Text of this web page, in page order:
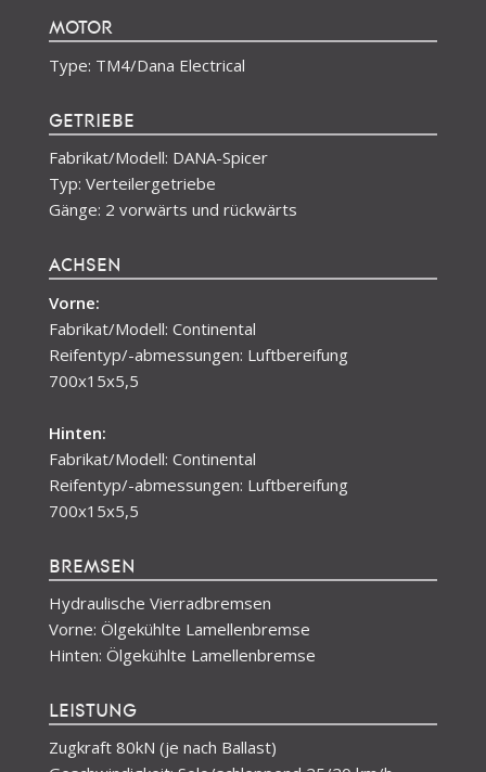
MOTOR
GETRIEBE
Fabrikat/Modell: DANA-Spicer
Typ: Verteilergetriebe
ACHSEN
Vorne:
Fabrikat/Modell: Continental
Reifentyp/-abmessungen: Luftbereifung
Hinten:
Fabrikat/Modell: Continental
Reifentyp/-abmessungen: Luftbereifung
BREMSEN
Hydraulische Vierradbremsen
Vorne: Ölgekühlte Lamellenbremse
LEISTUNG